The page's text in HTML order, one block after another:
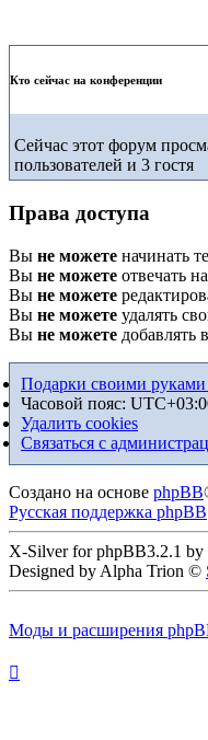
Кто сейчас на конференции
Сейчас этот форум
пользователей и 3 гостя
Права доступа
Вы не можете начинать
Вы не можете отвечать
Вы не можете
Вы не можете удалять
Вы не можете добавлять
Подарки своими руками
Часовой пояс:
Удалить cookies
Связаться с
Создано на основе phpBB
Русская поддержка phpBB
X-Silver for phpBB3.2.1
Designed by Alpha Trion ©
Моды и расширения